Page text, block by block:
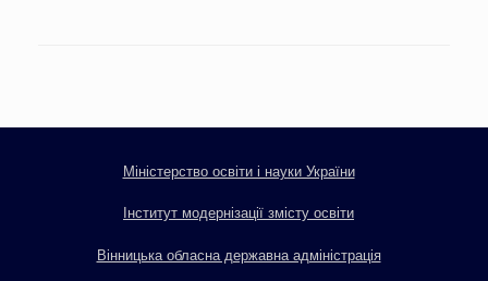
Міністерство освіти і науки України
Інститут модернізації змісту освіти
Вінницька обласна державна адміністрація